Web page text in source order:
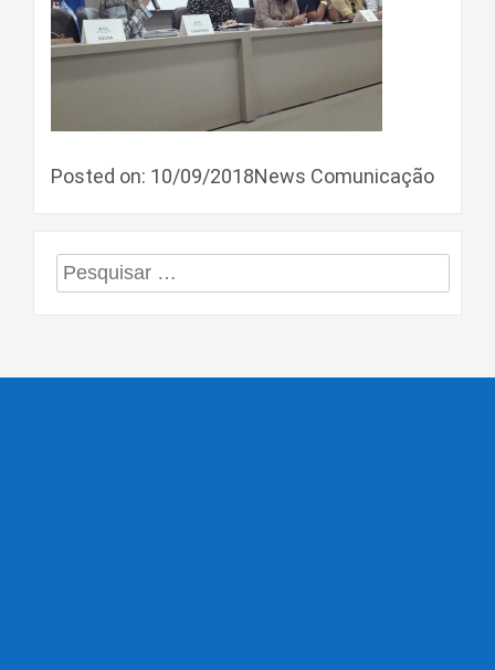
Posted on: 10/09/2018News Comunicação
Pesquisar
por: